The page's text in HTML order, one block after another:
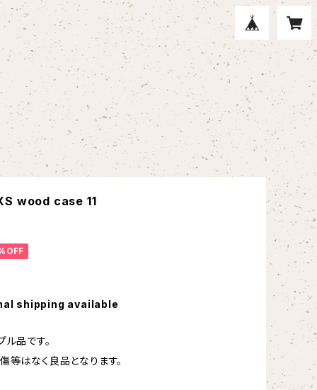
wood case 11
shipping available
ル品です。
等はなく良品となります。